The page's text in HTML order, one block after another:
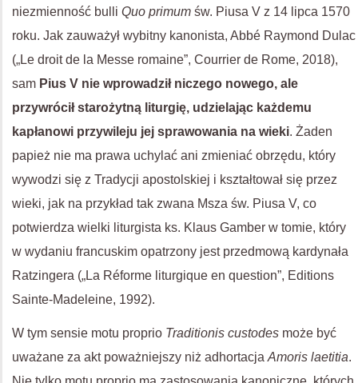
niezmienność bulli Quo primum św. Piusa V z 14 lipca 1570
roku. Jak zauważył wybitny kanonista, Abbé Raymond Dulac
(„Le droit de la Messe romaine”, Courrier de Rome, 2018),
sam Pius V nie wprowadził niczego nowego, ale
przywrócił starożytną liturgię, udzielając każdemu
kapłanowi przywileju jej sprawowania na wieki. Żaden
papież nie ma prawa uchylać ani zmieniać obrzędu, który
wywodzi się z Tradycji apostolskiej i kształtował się przez
wieki, jak na przykład tak zwana Msza św. Piusa V, co
potwierdza wielki liturgista ks. Klaus Gamber w tomie, który
w wydaniu francuskim opatrzony jest przedmową kardynała
Ratzingera („La Réforme liturgique en question”, Editions
Sainte-Madeleine, 1992).
W tym sensie motu proprio Traditionis custodes może być
uważane za akt poważniejszy niż adhortacja Amoris laetitia.